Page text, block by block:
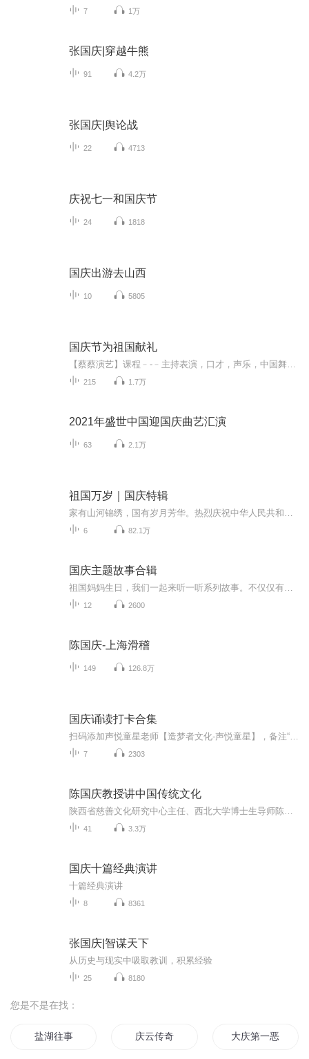
7 1万
张国庆|穿越牛熊
91 4.2万
张国庆|舆论战
22 4713
庆祝七一和国庆节
24 1818
国庆出游去山西
10 5805
国庆节为祖国献礼
215 1.7万
2021年盛世中国迎国庆曲艺汇演
63 2.1万
祖国万岁｜国庆特辑
6 82.1万
国庆主题故事合辑
12 2600
陈国庆-上海滑稽
149 126.8万
国庆诵读打卡合集
7 2303
陈国庆教授讲中国传统文化
41 3.3万
国庆十篇经典演讲
十篇经典演讲
8 8361
张国庆|智谋天下
从历史与现实中吸取教训，积累经验
25 8180
您是不是在找：
盐湖往事 庆云传奇 大庆第一恶